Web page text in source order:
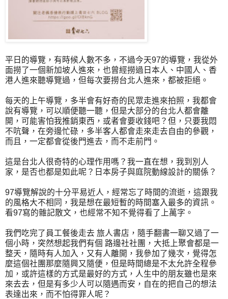
平日的導覽，有時候人數不多，不過今天97的導覽，我從外
面撈了一個新加坡人進來，也曾經撈過日本人、中國人、香
港人進來聽導覽過，但每次要撈台北人進來，都被拒絕。
每天的上午導覽，多半會有好奇的民眾走進來拍照，我都會
說有導覽，可以順便聽一聽，但是大部分的台北人都會離
開，可能害怕我推銷東西，或者會要收錢吧？但，只要我悶
不吭聲，在旁邊忙碌，多半客人都會走來走去自由的參觀，
而且，一定都會從後門進去，而不走前門。
這是台北人很奇特的心理作用嗎？我一直在想，我到別人
家，是否也都是如此呢？日本房子與庭院動線設計的關係？
97導覽解說的十分平易近人，經常忘了時間的流逝，這跟我
的風格大不相同，我是想在最短暫的時間塞入最多的資訊。
看97寫的雜記散文，也經常不知不覺得看了上萬字。
我們吃完了員工餐後走去 旅人書店，隨手翻書一聊又過了一
個小時，突然想起我們有個 路邊社社團，大抵上聚會都是一
整天，隨時有人加入，又有人離開，我參加了幾次，覺得怎
麼這個社團那麼隨興又隨便，但是時間總是不太允許全程參
加，或許這樣的方式是最好的方式，人生中的朋友雖也是來
來去去，但是有多少人可以隨遇而安，自在的把自己的想法
表達出來，而不怕得罪人呢？